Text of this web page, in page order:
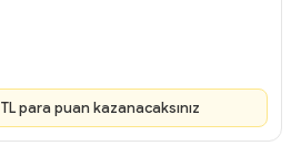
TL para puan kazanacaksınız